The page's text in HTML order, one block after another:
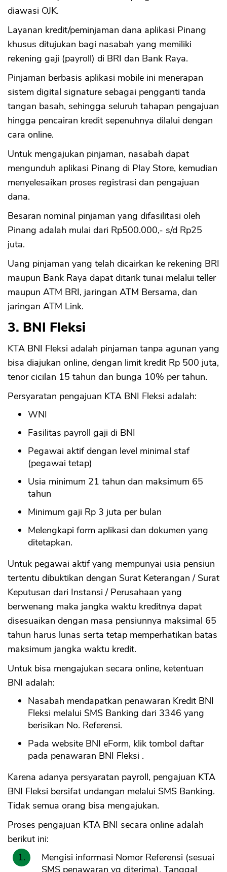
diawasi OJK.
Layanan kredit/peminjaman dana aplikasi Pinang
khusus ditujukan bagi nasabah yang memiliki
rekening gaji (payroll) di BRI dan Bank Raya.
Pinjaman berbasis aplikasi mobile ini menerapan
sistem digital signature sebagai pengganti tanda
tangan basah, sehingga seluruh tahapan pengajuan
hingga pencairan kredit sepenuhnya dilalui dengan
cara online.
Untuk mengajukan pinjaman, nasabah dapat
mengunduh aplikasi Pinang di Play Store, kemudian
menyelesaikan proses registrasi dan pengajuan
dana.
Besaran nominal pinjaman yang difasilitasi oleh
Pinang adalah mulai dari Rp500.000,- s/d Rp25
juta.
Uang pinjaman yang telah dicairkan ke rekening BRI
maupun Bank Raya dapat ditarik tunai melalui teller
maupun ATM BRI, jaringan ATM Bersama, dan
jaringan ATM Link.
3. BNI Fleksi
KTA BNI Fleksi adalah pinjaman tanpa agunan yang
bisa diajukan online, dengan limit kredit Rp 500 juta,
tenor cicilan 15 tahun dan bunga 10% per tahun.
Persyaratan pengajuan KTA BNI Fleksi adalah:
WNI
Fasilitas payroll gaji di BNI
Pegawai aktif dengan level minimal staf
(pegawai tetap)
Usia minimum 21 tahun dan maksimum 65
tahun
Minimum gaji Rp 3 juta per bulan
Melengkapi form aplikasi dan dokumen yang
ditetapkan.
Untuk pegawai aktif yang mempunyai usia pensiun
tertentu dibuktikan dengan Surat Keterangan / Surat
Keputusan dari Instansi / Perusahaan yang
berwenang maka jangka waktu kreditnya dapat
disesuaikan dengan masa pensiunnya maksimal 65
tahun harus lunas serta tetap memperhatikan batas
maksimum jangka waktu kredit.
Untuk bisa mengajukan secara online, ketentuan
BNI adalah:
Nasabah mendapatkan penawaran Kredit BNI
Fleksi melalui SMS Banking dari 3346 yang
berisikan No. Referensi.
Pada website BNI eForm, klik tombol daftar
pada penawaran BNI Fleksi .
Karena adanya persyaratan payroll, pengajuan KTA
BNI Fleksi bersifat undangan melalui SMS Banking.
Tidak semua orang bisa mengajukan.
Proses pengajuan KTA BNI secara online adalah
berikut ini:
Mengisi informasi Nomor Referensi (sesuai
SMS penawaran yg diterima), Tanggal